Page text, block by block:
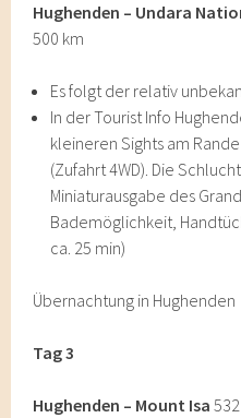
Hughenden – Undara
500 km
Es folgt der relativ
In der Tourist Info
kleineren Sights am
(Zufahrt 4WD). Die
Miniaturausgabe des
Bademöglichkeit,
ca. 25 min)
Übernachtung in Hughenden
Tag 3
Hughenden – Mount Isa